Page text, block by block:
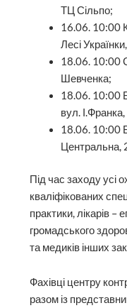
ТЦ Сільпо;
16.06. 10:00
Лесі
18.06. 10:00
Шевченка;
18.06. 10:00
вул.
18.06. 10:00
Центральна,
Під час заходу усі
кваліфікованих
практики, лікарів –
громадського
та медиків інших
Фахівці центру
разом із